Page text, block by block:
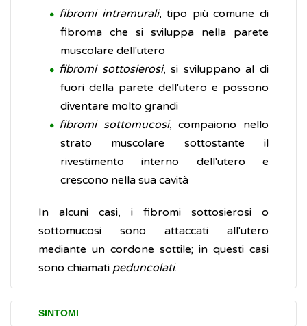
fibromi intramurali, tipo più comune di
fibroma che si sviluppa nella parete
muscolare dell'utero
fibromi sottosierosi, si sviluppano al di
fuori della parete dell'utero e possono
diventare molto grandi
fibromi sottomucosi, compaiono nello
strato muscolare sottostante il
rivestimento interno dell'utero e
crescono nella sua cavità
In alcuni casi, i fibromi sottosierosi o
sottomucosi sono attaccati all'utero
mediante un cordone sottile; in questi casi
sono chiamati peduncolati.
SINTOMI